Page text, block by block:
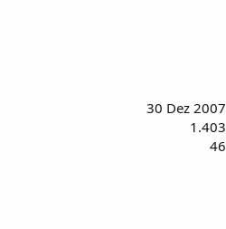
30 Dez 2007
1.403
46